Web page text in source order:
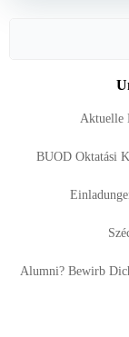
Aktuelle
BUOD Oktatási
Alumni? Bewirb